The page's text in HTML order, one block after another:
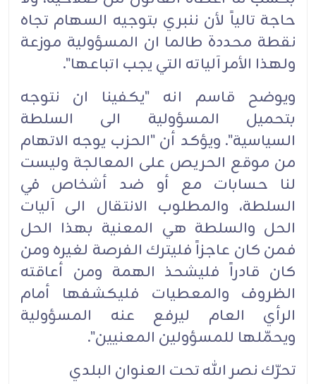
حاجة تالياً لأن ننبري بتوجيه السهام تجاه
نقطة محددة طالما ان المسؤولية موزعة
ولهذا الأمر آلياته التي يجب اتباعها".‏
ويوضح قاسم انه "يكفينا ان نتوجه
بتحميل المسؤولية الى السلطة
السياسية". ويؤكد أن "الحزب يوجه الاتهام
من موقع الحريص على المعالجة وليست
لنا حسابات مع أو ضد أشخاص في
السلطة، والمطلوب الانتقال الى آليات
الحل والسلطة هي المعنية بهذا الحل
فمن كان عاجزاً فليترك الفرصة لغيره ومن
كان قادراً فليشحذ الهمة ومن أعاقته
الظروف والمعطيات فليكشفها أمام
الرأي العام ليرفع عنه المسؤولية
ويحمّلها للمسؤولين المعنيين".‏
تحرّك نصر الله تحت العنوان البلدي‏